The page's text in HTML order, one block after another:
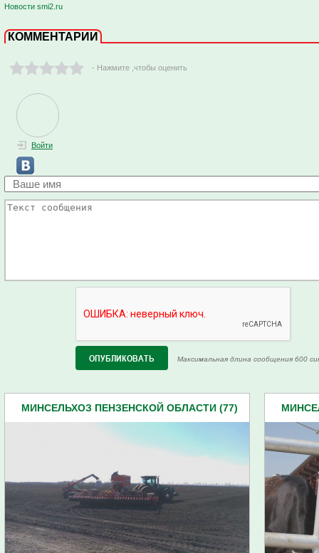
Новости smi2.ru
КОММЕНТАРИИ
- Нажмите ,чтобы оценить
Войти
Максимальная длина сообщения 600
МИНСЕЛЬХОЗ ПЕНЗЕНСКОЙ ОБЛАСТИ (77)